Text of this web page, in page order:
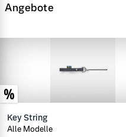
Angebote
Key String
Alle Modelle